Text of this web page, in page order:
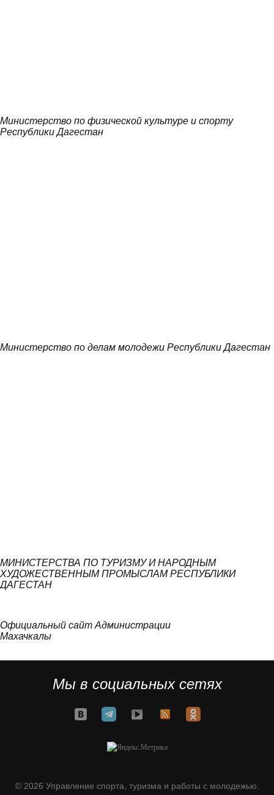
Министерство по физической культуре и спорту
Республики Дагестан
Министерство по делам молодежи Республики Дагестан
МИНИСТЕРСТВА ПО ТУРИЗМУ И НАРОДНЫМ
ХУДОЖЕСТВЕННЫМ ПРОМЫСЛАМ РЕСПУБЛИКИ
ДАГЕСТАН
Официальный сайт Администрации
Махачкалы
Мы в социальных сетях
© 2026 Управление спорта, туризма и работы с молодежью.